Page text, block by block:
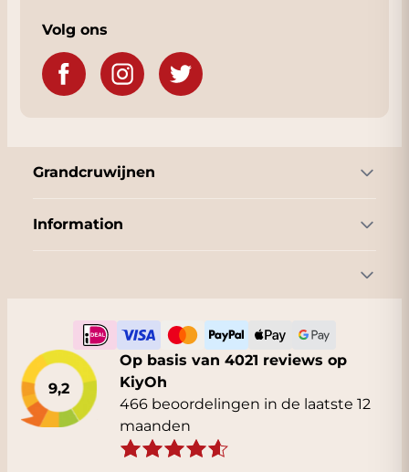
Volg ons
Grandcruwijnen
Information
9,2
Op basis van 4021 reviews op
KiyOh
466 beoordelingen in de laatste 12
maanden